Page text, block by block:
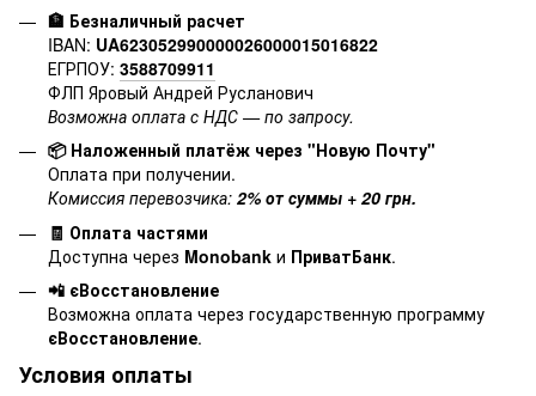
🏦 Безналичный расчет
IBAN: UA623052990000026000015016822
ЕГРПОУ: 3588709911
ФЛП Яровый Андрей Русланович
Возможна оплата с НДС — по запросу.
📦 Наложенный платёж через "Новую Почту"
Оплата при получении.
Комиссия перевозчика: 2% от суммы + 20 грн.
🧾 Оплата частями
Доступна через Monobank и ПриватБанк.
📲 єВосстановление
Возможна оплата через государственную программу
єВосстановление.
Условия оплаты